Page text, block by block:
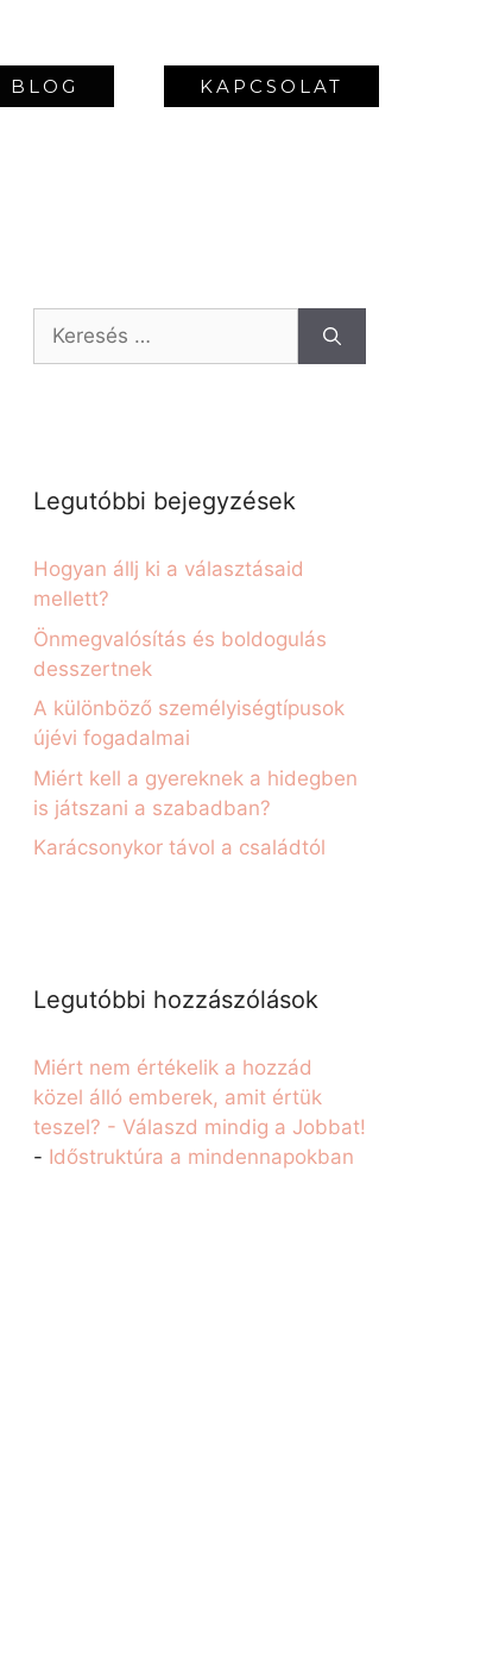
BLOG KAPCSOLAT
Legutóbbi bejegyzések
Hogyan állj ki a választásaid
mellett?
Önmegvalósítás és boldogulás
desszertnek
A különböző személyiségtípusok
újévi fogadalmai
Miért kell a gyereknek a hidegben
is játszani a szabadban?
Karácsonykor távol a családtól
Legutóbbi hozzászólások
Miért nem értékelik a hozzád
közel álló emberek, amit értük
teszel? - Válaszd mindig a Jobbat!
- Időstruktúra a mindennapokban